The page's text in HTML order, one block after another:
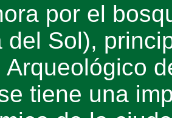
por el
del Sol),
Arqueológico
tiene una